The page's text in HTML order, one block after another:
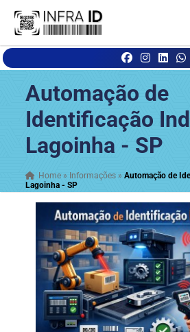
Automação de
Identificação
Lagoinha - SP
Home » Informações »Automação de
Lagoinha - SP